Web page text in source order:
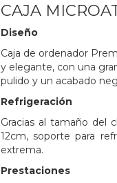
CAJA
Diseño
Caja de ordenador
y elegante, con una
pulido y un acabado
Refrigeración
Gracias al tamaño del
12cm, soporte para
extrema.
Prestaciones